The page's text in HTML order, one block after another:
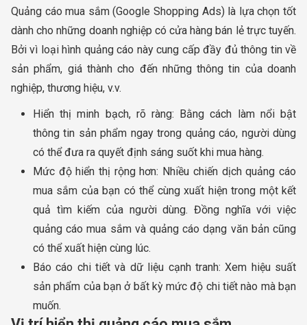
Quảng cáo mua sắm (Google Shopping Ads) là lựa chọn tốt
dành cho những doanh nghiệp có cửa hàng bán lẻ trực tuyến.
Bởi vì loại hình quảng cáo này cung cấp đầy đủ thông tin về
sản phẩm, giá thành cho đến những thông tin của doanh
nghiệp, thương hiệu, v.v.
Hiển thị minh bạch, rõ ràng: Bằng cách làm nổi bật
thông tin sản phẩm ngay trong quảng cáo, người dùng
có thể đưa ra quyết định sáng suốt khi mua hàng.
Mức độ hiển thị rộng hơn: Nhiều chiến dịch quảng cáo
mua sắm của bạn có thể cùng xuất hiện trong một kết
quả tìm kiếm của người dùng. Đồng nghĩa với việc
quảng cáo mua sắm và quảng cáo dạng văn bản cũng
có thể xuất hiện cùng lúc.
Báo cáo chi tiết và dữ liệu cạnh tranh: Xem hiệu suất
sản phẩm của bạn ở bất kỳ mức độ chi tiết nào mà bạn
muốn.